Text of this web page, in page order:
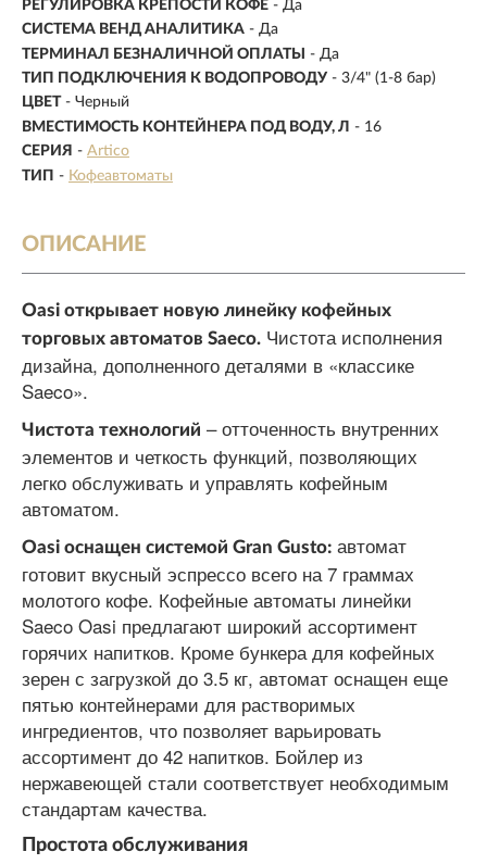
РЕГУЛИРОВКА КРЕПОСТИ КОФЕ - Да
СИСТЕМА ВЕНД АНАЛИТИКА - Да
ТЕРМИНАЛ БЕЗНАЛИЧНОЙ ОПЛАТЫ
- Да
ТИП ПОДКЛЮЧЕНИЯ К ВОДОПРОВОДУ - 3/4" (1-8 бар)
ЦВЕТ - Черный
ВМЕСТИМОСТЬ КОНТЕЙНЕРА ПОД ВОДУ, Л - 16
СЕРИЯ - Artico
ТИП - Кофеавтоматы
ОПИСАНИЕ
Oasi открывает новую линейку кофейных
торговых автоматов Saeco. Чистота исполнения
дизайна, дополненного деталями в «классике
Saeco».
Чистота технологий – отточенность внутренних
элементов и четкость функций, позволяющих
легко обслуживать и управлять кофейным
автоматом.
Oasi оснащен системой Gran Gusto: автомат
готовит вкусный эспрессо всего на 7 граммах
молотого кофе. Кофейные автоматы линейки
Saeco Oasi предлагают широкий ассортимент
горячих напитков. Кроме бункера для кофейных
зерен с загрузкой до 3.5 кг, автомат оснащен еще
пятью контейнерами для растворимых
ингредиентов, что позволяет варьировать
ассортимент до 42 напитков. Бойлер из
нержавеющей стали соответствует необходимым
стандартам качества.
Простота обслуживания